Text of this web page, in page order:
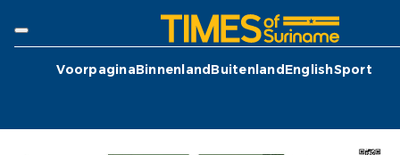
VoorpaginaBinnenlandBuitenlandEnglishSport